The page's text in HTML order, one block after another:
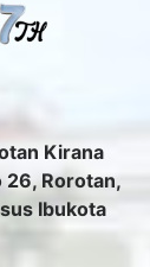
Kirana
26, Rorotan,
Ibukota